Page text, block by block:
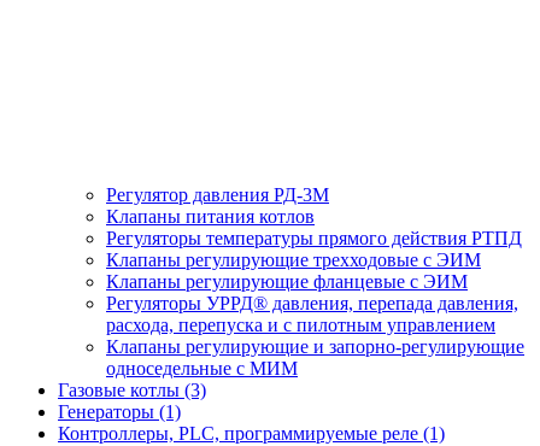
Регулятор давления РД-3М
Клапаны питания котлов
Регуляторы температуры прямого действия РТПД
Клапаны регулирующие трехходовые с ЭИМ
Клапаны регулирующие фланцевые с ЭИМ
Регуляторы УРРД® давления, перепада давления,
расхода, перепуска и с пилотным управлением
Клапаны регулирующие и запорно-регулирующие
односедельные с МИМ
Газовые котлы (3)
Генераторы (1)
Контроллеры, PLС, программируемые реле (1)